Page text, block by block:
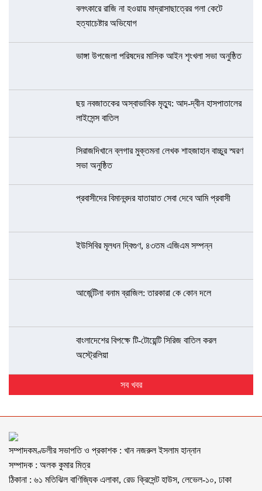
বলৎকারে রাজি না হওয়ায় মাদ্রাসাছাত্রের গলা কেটে
হত্যাচেষ্টার অভিযোগ
ভাঙ্গা উপজেলা পরিষদের মাসিক আইন শৃংখলা সভা অনুষ্ঠিত
ছয় নবজাতকের অস্বাভাবিক মৃত্যু: আদ-দ্বীন হাসপাতালের
লাইসেন্স বাতিল
সিরাজদিখানে ব্লগার মুক্তমনা লেখক শাহজাহান বাচ্চুর স্মরণ
সভা অনুষ্ঠিত
প্রবাসীদের বিমানবন্দর যাতায়াত সেবা দেবে আমি প্রবাসী
ইউসিবির মূলধন দ্বিগুণ, ৪৩তম এজিএম সম্পন্ন
আর্জেন্টিনা বনাম ব্রাজিল: তারকারা কে কোন দলে
বাংলাদেশের বিপক্ষে টি-টোয়েন্টি সিরিজ বাতিল করল
অস্ট্রেলিয়া
সব খবর
সম্পাদকমণ্ডলীর সভাপতি ও প্রকাশক : খান নজরুল ইসলাম হান্নান
সম্পাদক : অলক কুমার মিত্র
ঠিকানা : ৬১ মতিঝিল বাণিজ্যিক এলাকা, রেড ক্রিসেন্ট হাউস, লেভেল-১০, ঢাকা